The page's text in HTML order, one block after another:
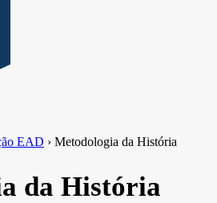
EAD › Metodologia da História
da História